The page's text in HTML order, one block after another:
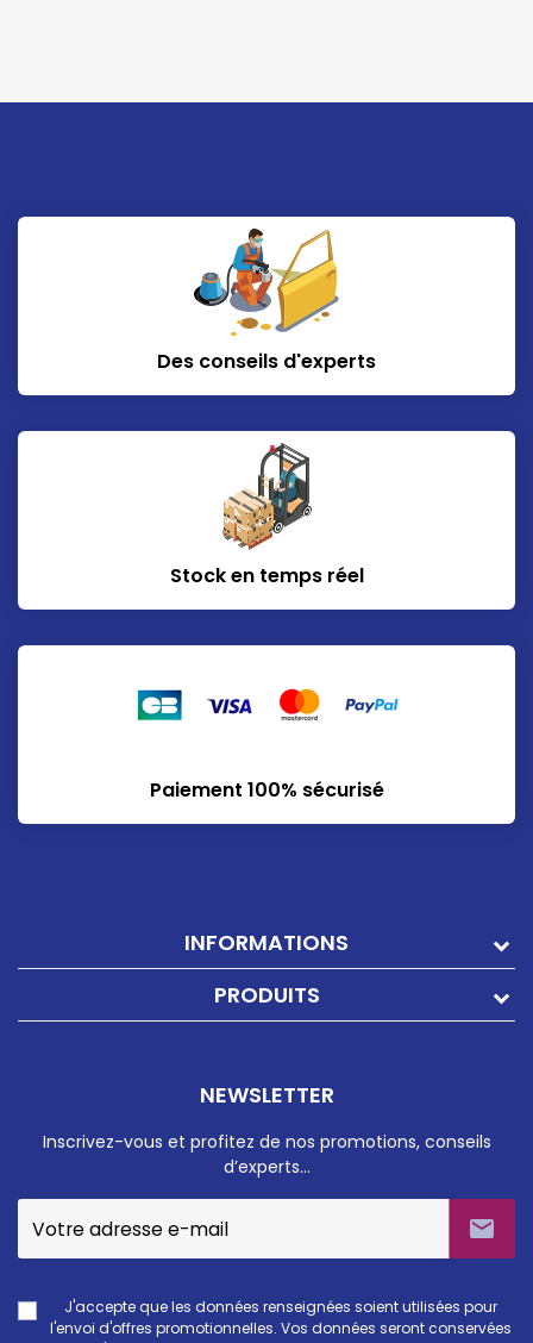
Des conseils d'experts
Stock en temps réel
Paiement 100% sécurisé
INFORMATIONS
PRODUITS
NEWSLETTER
Inscrivez-vous et profitez de nos promotions, conseils
d’experts…

J'accepte que les données renseignées soient utilisées pour
l'envoi d'offres promotionnelles. Vos données seront conservées